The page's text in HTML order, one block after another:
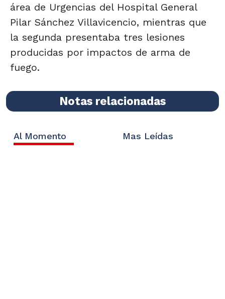
área de Urgencias del Hospital General
Pilar Sánchez Villavicencio, mientras que
la segunda presentaba tres lesiones
producidas por impactos de arma de
fuego.
Notas relacionadas
Al Momento Mas Leídas